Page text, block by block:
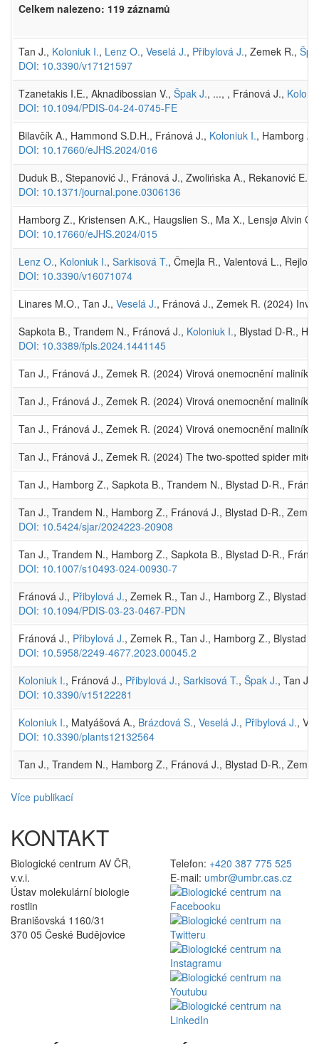
Celkem nalezeno: 119 záznamů
Tan J., Koloniuk I., Lenz O., Veselá J., Přibylová J., Zemek R.,
DOI: 10.3390/v17121597
Tzanetakis I.E., Aknadibossian V., Špak J., ..., , Fránová J.,
DOI: 10.1094/PDIS-04-24-0745-FE
Bilavčík A., Hammond S.D.H., Fránová J., Koloniuk I., Hamborg
DOI: 10.17660/eJHS.2024/016
Duduk B., Stepanović J., Fránová J., Zwolińska A., Rekanović
DOI: 10.1371/journal.pone.0306136
Hamborg Z., Kristensen A.K., Haugslien S., Ma X., Lensjø Alvin
DOI: 10.17660/eJHS.2024/015
Lenz O., Koloniuk I., Sarkisová T., Čmejla R., Valentová L.,
DOI: 10.3390/v16071074
Linares M.O., Tan J., Veselá J., Fránová J., Zemek R. (2024)
Sapkota B., Trandem N., Fránová J., Koloniuk I., Blystad D-R.,
DOI: 10.3389/fpls.2024.1441145
Tan J., Fránová J., Zemek R. (2024) Virová onemocnění
Tan J., Fránová J., Zemek R. (2024) Virová onemocnění
Tan J., Fránová J., Zemek R. (2024) Virová onemocnění
Tan J., Fránová J., Zemek R. (2024) The two-spotted spider
Tan J., Hamborg Z., Sapkota B., Trandem N., Blystad D-R.,
Tan J., Trandem N., Hamborg Z., Fránová J., Blystad D-R.,
DOI: 10.5424/sjar/2024223-20908
Tan J., Trandem N., Hamborg Z., Sapkota B., Blystad D-R.,
DOI: 10.1007/s10493-024-00930-7
Fránová J., Přibylová J., Zemek R., Tan J., Hamborg Z., Blystad
DOI: 10.1094/PDIS-03-23-0467-PDN
Fránová J., Přibylová J., Zemek R., Tan J., Hamborg Z., Blystad
DOI: 10.5958/2249-4677.2023.00045.2
Koloniuk I., Fránová J., Přibylová J., Sarkisová T., Špak J., Tan J.,
DOI: 10.3390/v15122281
Koloniuk I., Matyášová A., Brázdová S., Veselá J., Přibylová J.,
DOI: 10.3390/plants12132564
Tan J., Trandem N., Hamborg Z., Fránová J., Blystad D-R.,
Více publikací
KONTAKT
Biologické centrum AV ČR,
v.v.i.
Ústav molekulární biologie
rostlin
Branišovská 1160/31
370 05 České Budějovice
Telefon: +420 387 775 525
E-mail: umbr@umbr.cas.cz